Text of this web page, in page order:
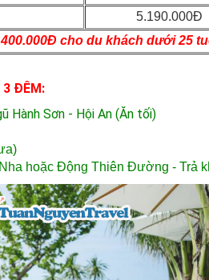
5.190.000Đ
400.000Đ cho du khách dưới 25
3 ĐÊM:
Hành Sơn - Hội An (Ăn tối)
hoặc Động Thiên Đường - Trả